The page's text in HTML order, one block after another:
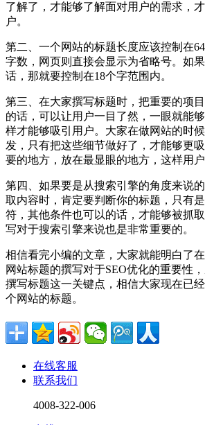
了解了，才能够了解面对用户的需求，
户。
第二、一个网站的标题长度应该控制在
字数，网页则直接会显示为省略号。如
话，那就要控制在18个字范围内。
第三、在大家撰写标题时，把重要的项
的话，可以让用户一目了然，一眼就能
样才能够吸引用户。大家在做网站的时
发，只有把这些细节做好了，才能够更
要的地方，放在最显眼的地方，这样用
第四、如果要是从搜索引擎的角度来说
取内容时，肯定要判断你的标题，只有
符，其他条件也可以的话，才能够被抓
写对于搜索引擎来说也是非常重要的。
相信看完小编的文章，大家就能明白了
网站标题的撰写对于SEO优化的重要性
撰写标题这一关键点，相信大家现在已
个网站的标题。
在线客服
联系我们
4008-322-006